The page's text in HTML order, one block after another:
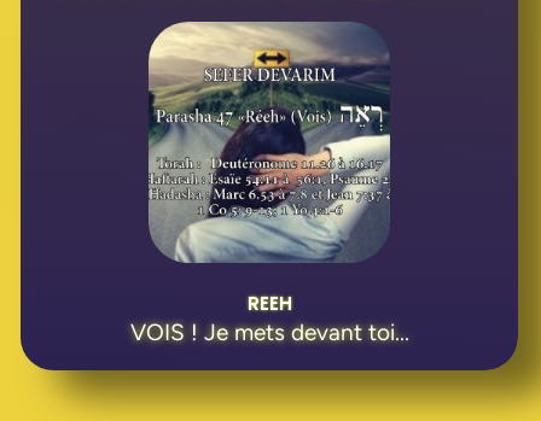
REEH
VOIS ! Je mets devant toi...